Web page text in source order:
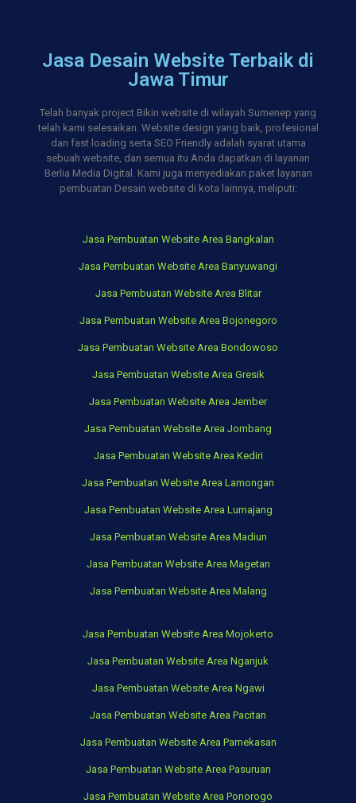
Jasa Desain Website Terbaik di
Jawa Timur
Telah banyak project Bikin website di wilayah Sumenep yang
telah kami selesaikan. Website design yang baik, profesional
dan fast loading serta SEO Friendly adalah syarat utama
sebuah website, dan semua itu Anda dapatkan di layanan
Berlia Media Digital. Kami juga menyediakan paket layanan
pembuatan Desain website di kota lainnya, meliputi:
Jasa Pembuatan Website Area Bangkalan
Jasa Pembuatan Website Area Banyuwangi
Jasa Pembuatan Website Area Blitar
Jasa Pembuatan Website Area Bojonegoro
Jasa Pembuatan Website Area Bondowoso
Jasa Pembuatan Website Area Gresik
Jasa Pembuatan Website Area Jember
Jasa Pembuatan Website Area Jombang
Jasa Pembuatan Website Area Kediri
Jasa Pembuatan Website Area Lamongan
Jasa Pembuatan Website Area Lumajang
Jasa Pembuatan Website Area Madiun
Jasa Pembuatan Website Area Magetan
Jasa Pembuatan Website Area Malang
Jasa Pembuatan Website Area Mojokerto
Jasa Pembuatan Website Area Nganjuk
Jasa Pembuatan Website Area Ngawi
Jasa Pembuatan Website Area Pacitan
Jasa Pembuatan Website Area Pamekasan
Jasa Pembuatan Website Area Pasuruan
Jasa Pembuatan Website Area Ponorogo